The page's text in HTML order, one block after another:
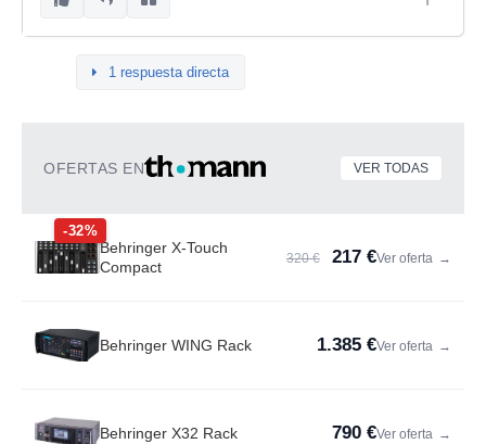
1 respuesta directa
OFERTAS EN VER TODAS
-32%
Behringer X-Touch
Compact
320 € 217 €Ver oferta →
Behringer WING Rack 1.385 €Ver oferta →
Behringer X32 Rack 790 €Ver oferta →